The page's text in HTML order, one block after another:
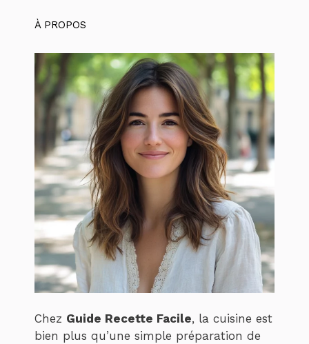
À PROPOS
Chez Guide Recette Facile, la cuisine est
bien plus qu’une simple préparation de